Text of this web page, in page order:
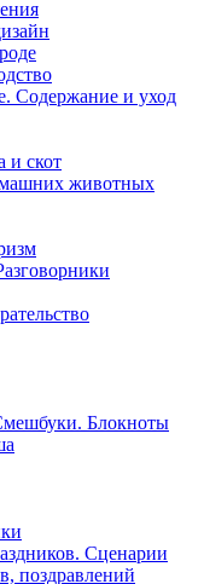
Содержание и уход
и скот
животных
Блокноты
Сценарии
поздравлений